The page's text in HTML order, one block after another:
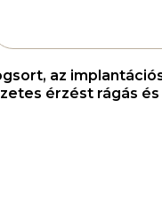
az
érzést rágás és